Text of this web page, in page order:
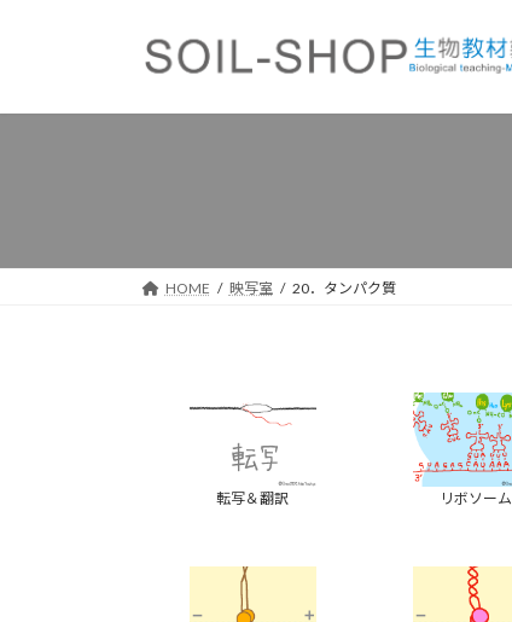
プ
動
HOME 映写室 20．タンパク質
転写＆翻訳 リボソーム